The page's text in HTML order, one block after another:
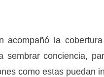
acompañó la
sembrar conciencia,
como estas puedan